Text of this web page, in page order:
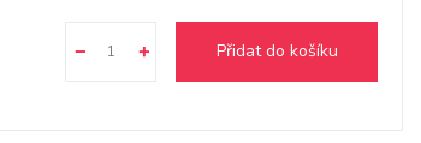
Přidat do košíku